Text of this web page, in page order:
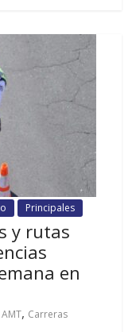
Principales
y rutas
en
AMT, Carreras